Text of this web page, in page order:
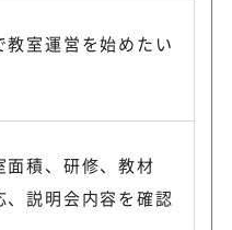
教室運営を始めたい
面積、研修、教材
、説明会内容を確認